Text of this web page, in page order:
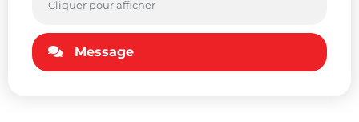
Cliquer pour afficher
Message